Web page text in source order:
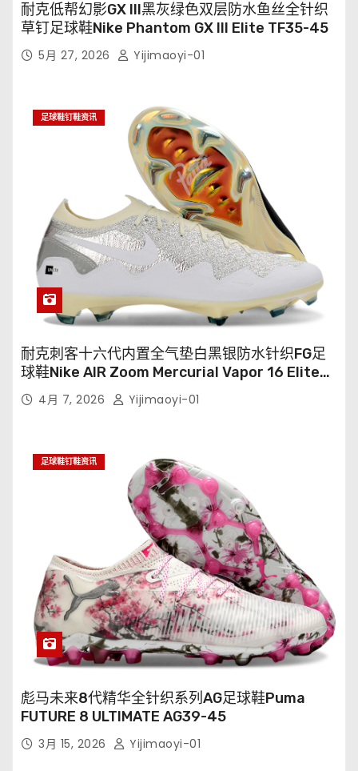
耐克低帮幻影GX III黑灰绿色双层防水鱼丝全针织
草钉足球鞋Nike Phantom GX III Elite TF35-45
5月 27, 2026 Yijimaoyi-01
足球鞋钉鞋资讯
耐克刺客十六代内置全气垫白黑银防水针织FG足
球鞋Nike AIR Zoom Mercurial Vapor 16 Elite
XXV FG35-45
4月 7, 2026 Yijimaoyi-01
足球鞋钉鞋资讯
彪马未来8代精华全针织系列AG足球鞋Puma
FUTURE 8 ULTIMATE AG39-45
3月 15, 2026 Yijimaoyi-01